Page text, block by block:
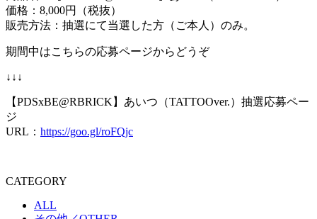
価格：8,000円（税抜）
販売方法：抽選にて当選した方（ご本人）のみ。
期間中はこちらの応募ページからどうぞ
↓↓↓
【PDSxBE@RBRICK】あいつ（TATTOOver.）抽選応募ペー
ジ
URL： https://goo.gl/roFQjc
CATEGORY
ALL